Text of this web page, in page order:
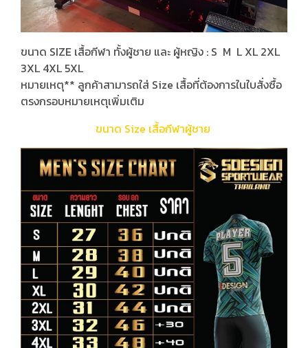
ขนาด SIZE เสื้อกีฬา ทั้งผู้ชาย และ ผู้หญิง : S M L XL 2XL
3XL 4XL 5XL
หมายเหตุ** ลูกค้าสามารถใส่ Size เสื้อที่ต้องการในใบสั่งซื้อ
ตรงกรอบหมายเหตุเพิ่มเติม
ขนาด Size เสื้อกีฬาผู้ชาย